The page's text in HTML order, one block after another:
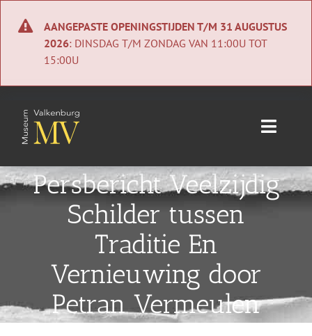
naar
AANGEPASTE OPENINGSTIJDEN T/M 31 AUGUSTUS
2026: DINSDAG T/M ZONDAG VAN 11:00U TOT
15:00U
Toggle
Home
Collectie
Shop
Persbericht Veelzijdig
Schilder tussen
Traditie En
Vernieuwing door
Petran Vermeulen